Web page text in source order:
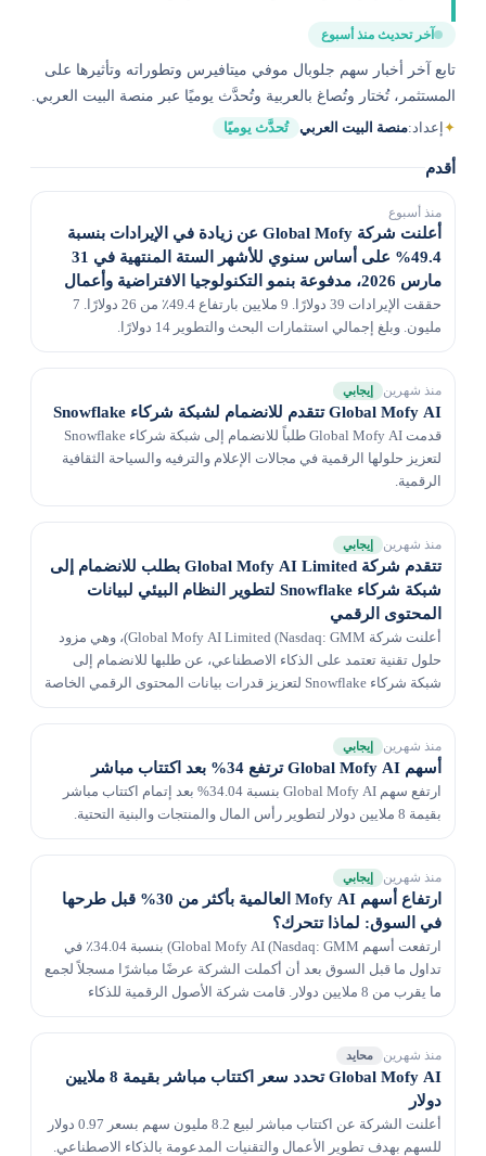
آخر تحديث منذ أسبوع
تابع آخر أخبار سهم جلوبال موفي ميتافيرس وتطوراته وتأثيرها على
المستثمر، تُختار وتُصاغ بالعربية وتُحدَّث يوميًا عبر منصة البيت العربي.
✦إعداد:منصة البيت العربي تُحدَّث يوميًا
أقدم
منذ أسبوع
أعلنت شركة Global Mofy عن زيادة في الإيرادات بنسبة
49.4% على أساس سنوي للأشهر الستة المنتهية في 31
مارس 2026، مدفوعة بنمو التكنولوجيا الافتراضية وأعمال
الأصول الرقمية الجديدة للذكاء الاصطناعي
حققت الإيرادات 39 دولارًا. 9 ملايين بارتفاع 49.4٪ من 26 دولارًا. 7
مليون. وبلغ إجمالي استثمارات البحث والتطوير 14 دولارًا.
منذ شهرين إيجابي
Global Mofy AI تتقدم للانضمام لشبكة شركاء Snowflake
قدمت Global Mofy AI طلباً للانضمام إلى شبكة شركاء Snowflake
لتعزيز حلولها الرقمية في مجالات الإعلام والترفيه والسياحة الثقافية
الرقمية.
منذ شهرين إيجابي
تتقدم شركة Global Mofy AI Limited بطلب للانضمام إلى
شبكة شركاء Snowflake لتطوير النظام البيئي لبيانات
المحتوى الرقمي
أعلنت شركة Global Mofy AI Limited (Nasdaq: GMM)، وهي مزود
حلول تقنية تعتمد على الذكاء الاصطناعي، عن طلبها للانضمام إلى
شبكة شركاء Snowflake لتعزيز قدرات بيانات المحتوى الرقمي الخاصة
منذ شهرين إيجابي
أسهم Global Mofy AI ترتفع 34% بعد اكتتاب مباشر
ارتفع سهم Global Mofy AI بنسبة 34.04% بعد إتمام اكتتاب مباشر
بقيمة 8 ملايين دولار لتطوير رأس المال والمنتجات والبنية التحتية.
منذ شهرين إيجابي
ارتفاع أسهم Mofy AI العالمية بأكثر من 30% قبل طرحها
في السوق: لماذا تتحرك؟
ارتفعت أسهم Global Mofy AI (Nasdaq: GMM) بنسبة 34.04٪ في
تداول ما قبل السوق بعد أن أكملت الشركة عرضًا مباشرًا مسجلاً لجمع
ما يقرب من 8 ملايين دولار. قامت شركة الأصول الرقمية للذكاء
منذ شهرين محايد
Global Mofy AI تحدد سعر اكتتاب مباشر بقيمة 8 ملايين
دولار
أعلنت الشركة عن اكتتاب مباشر لبيع 8.2 مليون سهم بسعر 0.97 دولار
للسهم بهدف تطوير الأعمال والتقنيات المدعومة بالذكاء الاصطناعي.